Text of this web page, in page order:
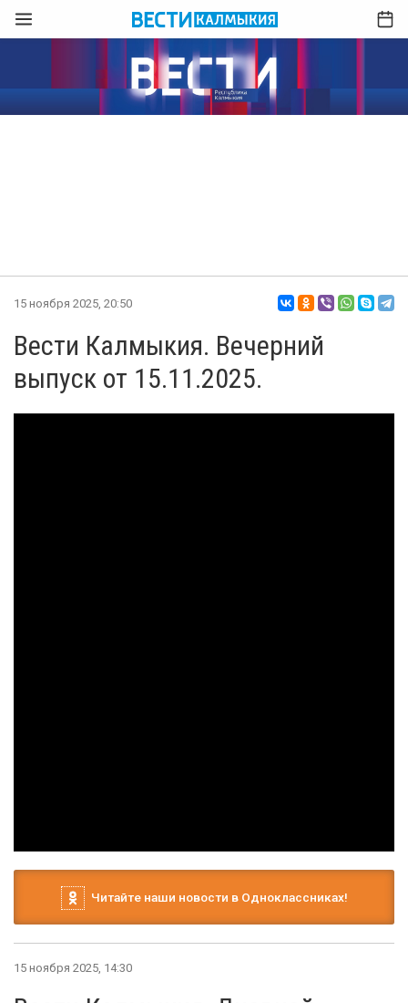
15 ноября 2025, 20:50
Вести Калмыкия. Вечерний
выпуск от 15.11.2025.
Читайте наши новости в Одноклассниках!
15 ноября 2025, 14:30